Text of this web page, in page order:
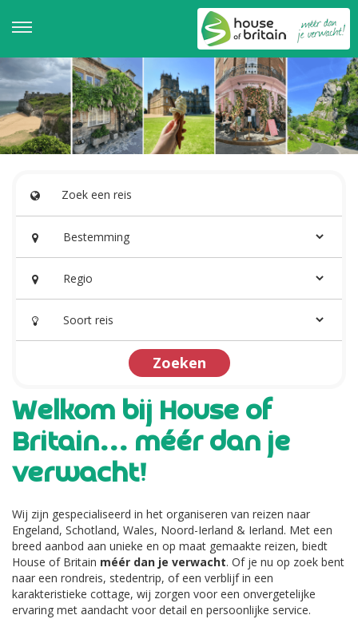
Zoeken
Welkom bij House of
Britain... méér dan je
verwacht!
Wij zijn gespecialiseerd in het organiseren van reizen naar
Engeland, Schotland, Wales, Noord-Ierland & Ierland. Met een
breed aanbod aan unieke en op maat gemaakte reizen, biedt
House of Britain méér dan je verwacht. Of je nu op zoek bent
naar een rondreis, stedentrip, of een verblijf in een
karakteristieke cottage, wij zorgen voor een onvergetelijke
ervaring met aandacht voor detail en persoonlijke service.